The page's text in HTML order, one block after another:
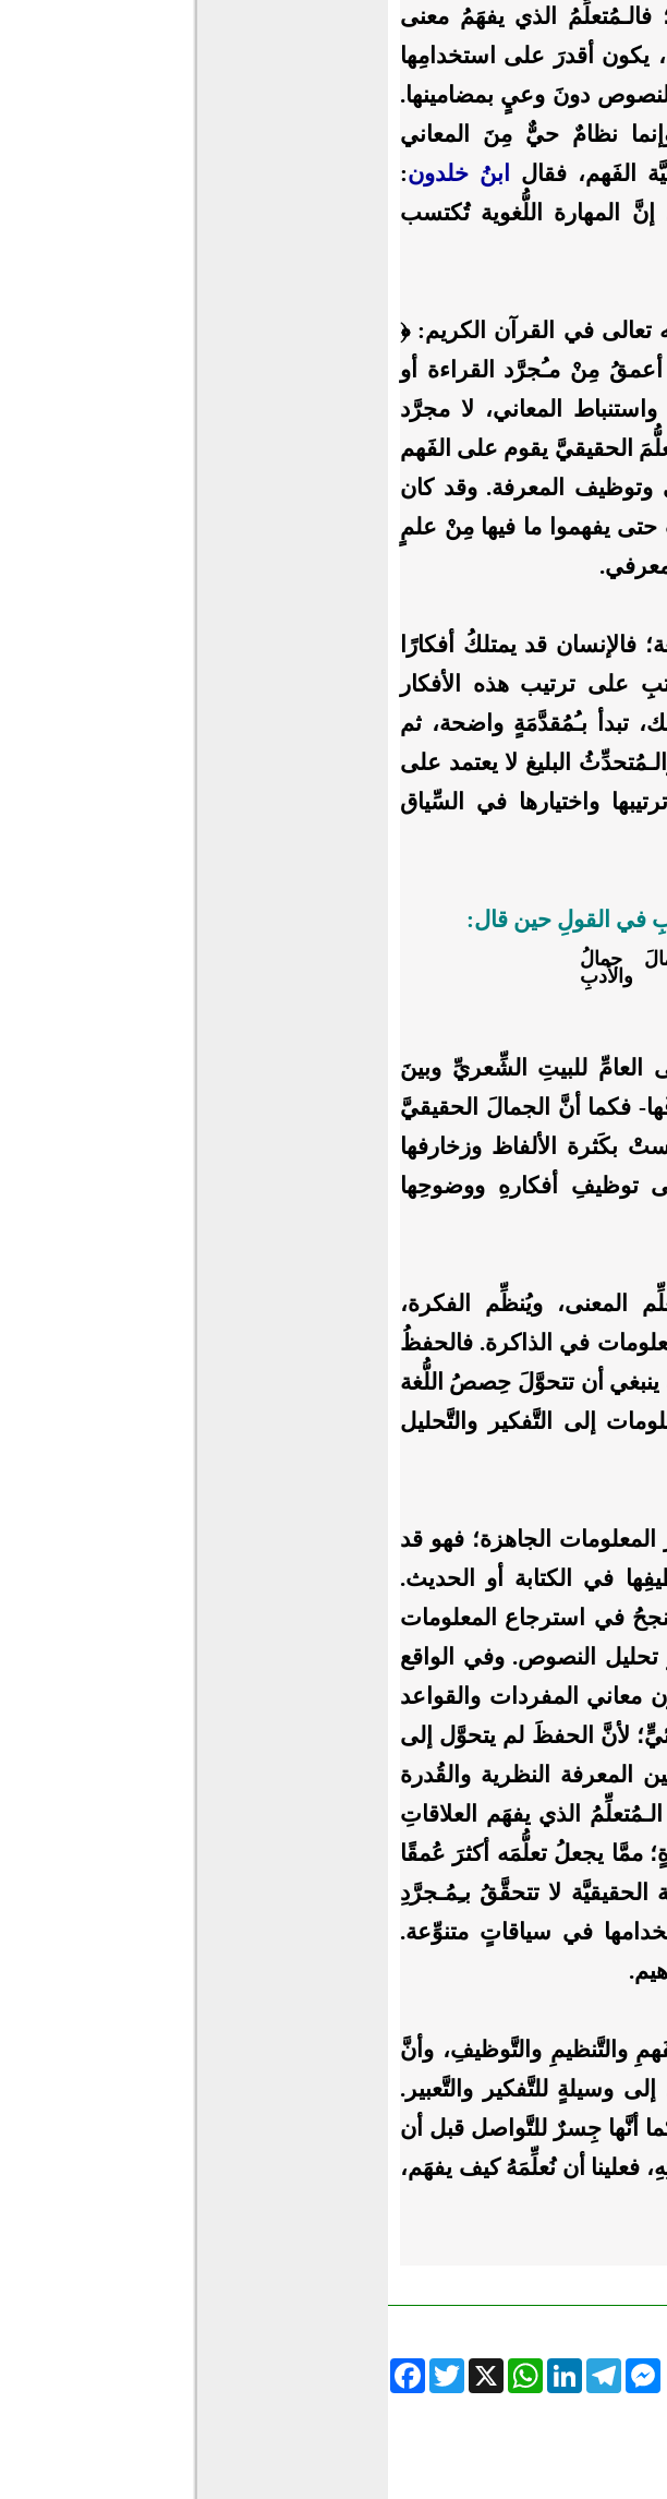
الذي يفهَمُ معنى
يكون أقدرَ على استخدامِها
دونَ وعيٍ بمضامينها.
نظامٌ حيٌّ مِنَ المعاني
الفَهم، فقال
ابنُ خلدون:
المهارة اللُّغوية تُكتسب
تعالى في القرآن الكريم: ﴿
فالتدبُّر أعمقُ مِنْ مـُجرَّد القراءة أو
المعاني، لا مجرَّد
الحقيقيَّ يقوم على الفَهم
وتوظيف المعرفة. وقد كان
حتى يفهموا ما فيها مِنْ علمٍ
فالإنسان قد يمتلكُ أفكارًا
على ترتيب هذه الأفكار
تبدأ بـُمُقدَّمَةٍ واضحة، ثم
البليغ لا يعتمد على
واختيارها في السِّياق
في القولِ حين قال:
جمالُ
العامِّ للبيتِ الشِّعريِّ وبينَ
فكما أنَّ الجمالَ الحقيقيَّ
بكَثرة الألفاظ وزخارفها
توظيفِ أفكارهِ ووضوحِها
المعنى، ويُنظِّم الفكرة،
في الذاكرة. فالحفظُ
ينبغي أن تتحوَّلَ حِصصُ اللُّغة
إلى التَّفكير والتَّحليل
الجاهزة؛ فهو قد
في الكتابة أو الحديث.
في استرجاع المعلومات
تحليل النصوص. وفي الواقع
معاني المفردات والقواعد
لأنَّ الحفظَ لم يتحوَّل إلى
المعرفة النظرية والقُدرة
الذي يفهَم العلاقاتِ
ممَّا يجعلُ تعلُّمَه أكثرَ عُمقًا
لا تتحقَّقُ بـِمُـجرَّدِ
في سياقاتٍ متنوِّعة.
والتَّنظيمِ والتَّوظيفِ، وأنَّ
وسيلةٍ للتَّفكير والتَّعبير.
أنَّها جِسرٌ للتَّواصل قبل أن
فعلينا أن نُعلِّمَهُ كيف يفهَم،
FacebookTwitter X
WhatsAppLinkedInTelegram
Messenger